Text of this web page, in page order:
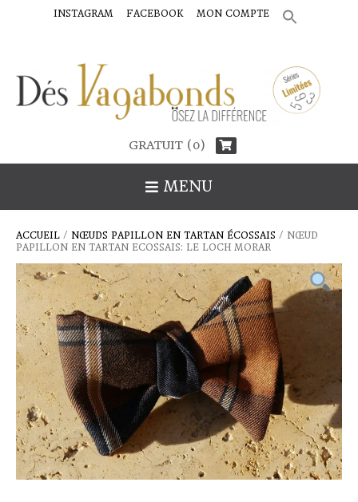
INSTAGRAM FACEBOOK MON COMPTE SEARCH
FOR:
GRATUIT (0)
MENU
ACCUEIL / NŒUDS PAPILLON EN TARTAN ÉCOSSAIS / NŒUD
PAPILLON EN TARTAN ECOSSAIS: LE LOCH MORAR